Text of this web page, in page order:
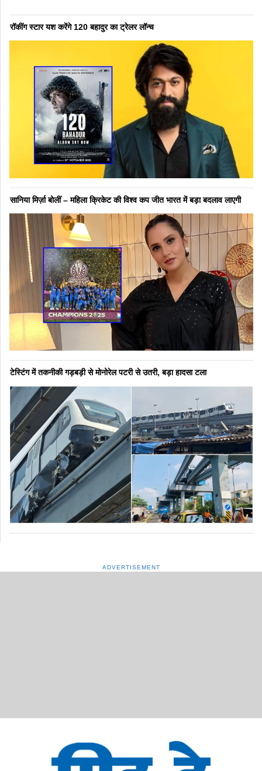
रॉकींग स्टार यश करेंगे 120 बहादुर का ट्रेलर लॉन्च
सानिया मिर्ज़ा बोलीं – महिला क्रिकेट की विश्व कप जीत भारत में बड़ा बदलाव लाएगी
टेस्टिंग में तकनीकी गड़बड़ी से मोनोरेल पटरी से उतरी, बड़ा हादसा टला
ADVERTISEMENT